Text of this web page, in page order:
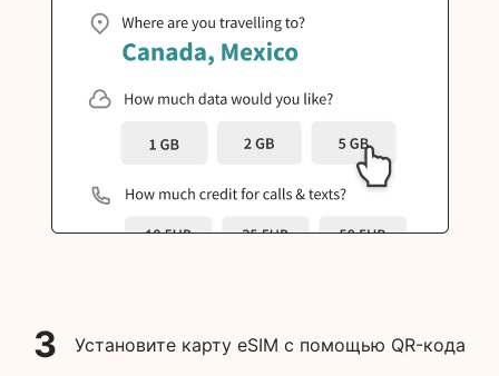
3 Установите карту eSIM с помощью QR-кода